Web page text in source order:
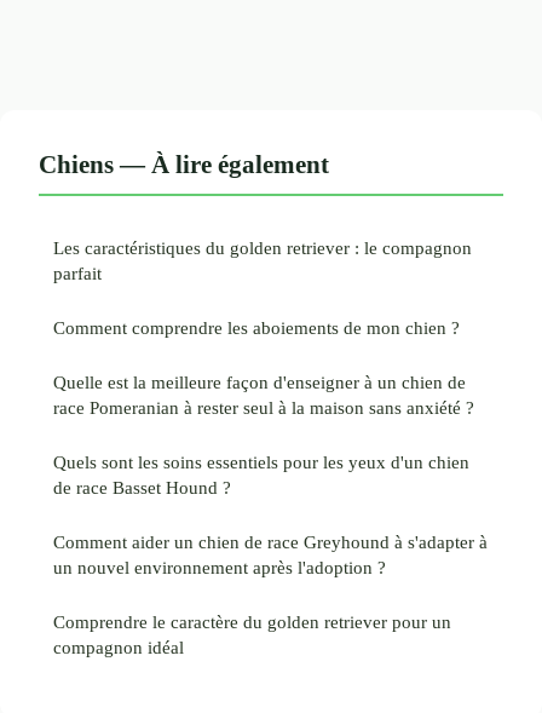
Chiens — À lire également
Les caractéristiques du golden retriever : le compagnon
parfait
Comment comprendre les aboiements de mon chien ?
Quelle est la meilleure façon d'enseigner à un chien de
race Pomeranian à rester seul à la maison sans anxiété ?
Quels sont les soins essentiels pour les yeux d'un chien
de race Basset Hound ?
Comment aider un chien de race Greyhound à s'adapter à
un nouvel environnement après l'adoption ?
Comprendre le caractère du golden retriever pour un
compagnon idéal